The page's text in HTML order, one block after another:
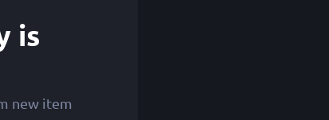
is
new item